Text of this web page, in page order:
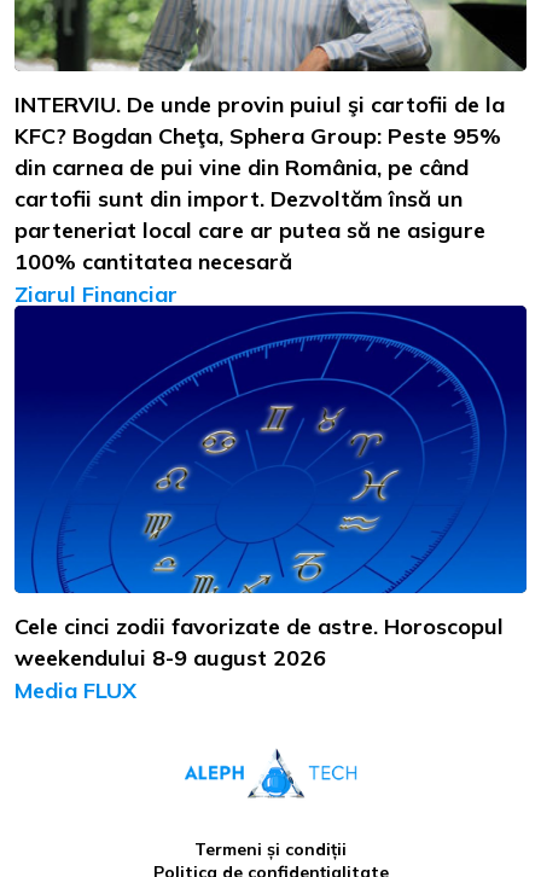
INTERVIU. De unde provin puiul şi cartofii de la
KFC? Bogdan Cheţa, Sphera Group: Peste 95%
din carnea de pui vine din România, pe când
cartofii sunt din import. Dezvoltăm însă un
parteneriat local care ar putea să ne asigure
100% cantitatea necesară
Ziarul Financiar
Cele cinci zodii favorizate de astre. Horoscopul
weekendului 8-9 august 2026
Media FLUX
Termeni și condiții